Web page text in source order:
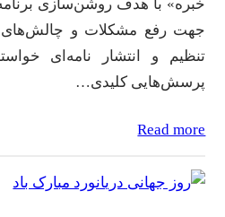
خبره» با هدف روشن‌سازی
جهت رفع مشکلات و چالش‌های
تنظیم و انتشار نامه‌ای
پرسش‌هایی کلیدی…
Read more